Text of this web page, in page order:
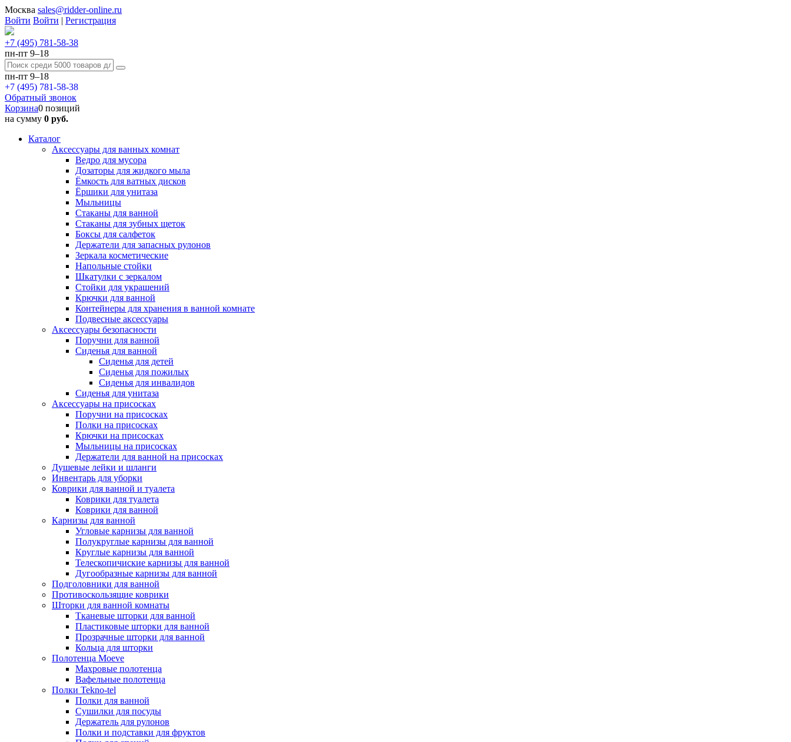
Москва sales@ridder-online.ru
Войти Войти | Регистрация
+7 (495) 781-58-38
пн-пт 9–18
пн-пт 9–18
+7 (495) 781-58-38
Обратный звонок
Корзина0 позиций
на сумму 0 руб.
Каталог
Аксессуары для ванных комнат
Ведро для мусора
Дозаторы для жидкого мыла
Ёмкость для ватных дисков
Ёршики для унитаза
Мыльницы
Стаканы для ванной
Стаканы для зубных щеток
Боксы для салфеток
Держатели для запасных рулонов
Зеркала косметические
Напольные стойки
Шкатулки с зеркалом
Стойки для украшений
Крючки для ванной
Контейнеры для хранения в ванной комнате
Подвесные аксессуары
Аксессуары безопасности
Поручни для ванной
Сиденья для ванной
Сиденья для детей
Сиденья для пожилых
Сиденья для инвалидов
Сиденья для унитаза
Аксессуары на присосках
Поручни на присосках
Полки на присосках
Крючки на присосках
Мыльницы на присосках
Держатели для ванной на присосках
Душевые лейки и шланги
Инвентарь для уборки
Коврики для ванной и туалета
Коврики для туалета
Коврики для ванной
Карнизы для ванной
Угловые карнизы для ванной
Полукруглые карнизы для ванной
Круглые карнизы для ванной
Телескопичиские карнизы для ванной
Дугообразные карнизы для ванной
Подголовники для ванной
Противоскользящие коврики
Шторки для ванной комнаты
Тканевые шторки для ванной
Пластиковые шторки для ванной
Прозрачные шторки для ванной
Кольца для шторки
Полотенца Moeve
Махровые полотенца
Вафельные полотенца
Полки Tekno-tel
Полки для ванной
Сушилки для посуды
Держатель для рулонов
Полки и подставки для фруктов